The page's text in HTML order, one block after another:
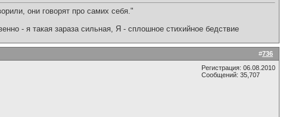
они говорят про самих себя."
- я такая зараза сильная, Я - сплошное стихийное бедствие
#736
Регистрация: 06.08.2010
Сообщений: 35,707